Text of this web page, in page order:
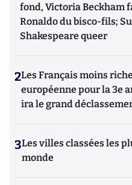
fond, Victoria Beckham
Ronaldo du bisco-fils;
Shakespeare queer
2Les Français moins
européenne pour la 3e
ira le grand
3Les villes classées les
monde